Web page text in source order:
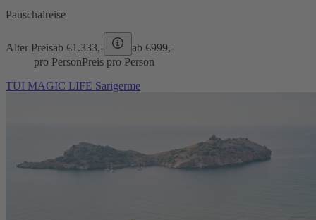
Pauschalreise
Alter Preisab €1.333,- ab €999,-
pro PersonPreis pro Person
TUI MAGIC LIFE Sarigerme